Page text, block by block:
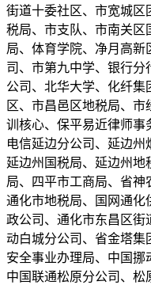
街道十委社区、市宽城区
税局、市支队、市南关区
局、体育学院、净月高
司、市第九中学、银行
公司、北华大学、化纤集
区、市昌邑区地税局、
训核心、保平易近律师事
电信延边分公司、延边州
延边州国税局、延边州
局、四平市工商局、省神
通化市地税局、国网通化
政公司、通化市东昌区街
动白城分公司、省金塔集
安全事业办理局、中国挪
中国联通松原分公司、